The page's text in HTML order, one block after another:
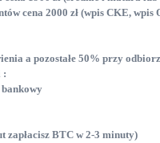
cena 2000 zł (wpis CKE,
a pozostałe 50% przy
:
zapłacisz BTC w 2-3 minuty)